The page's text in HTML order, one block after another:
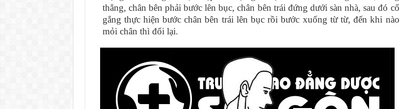
thẳng, chân bên phải bước lên bục, chân bên trái đứng dưới sàn nhà, sau đó cố
gắng thực hiện bước chân bên trái lên bục rồi bước xuống từ từ, đến khi nào
mỏi chân thì đổi lại.